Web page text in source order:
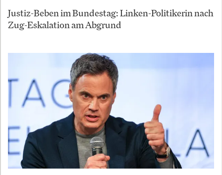
Justiz-Beben im Bundestag: Linken-Politikerin nach
Zug-Eskalation am Abgrund